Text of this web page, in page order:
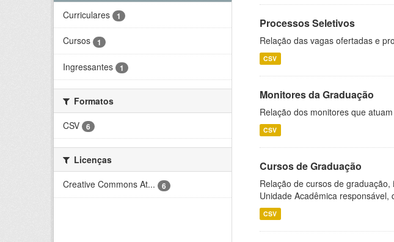
Curriculares 1
Cursos 1
Ingressantes 1
Formatos
CSV
6
Licenças
Creative Commons At...
6
Processos Seletivos
Relação das vagas ofertadas e
CSV
Monitores da Graduação
Relação dos monitores que
CSV
Cursos de Graduação
Relação de cursos de
Unidade Acadêmica responsável,
CSV